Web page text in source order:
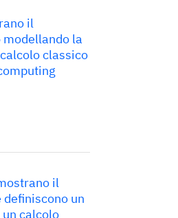
il
la
classico
il
un
calcolo